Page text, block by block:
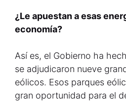
¿Le apuestan a esas
economía?
Así es, el Gobierno ha
se adjudicaron nueve
eólicos. Esos parques
gran oportunidad para el